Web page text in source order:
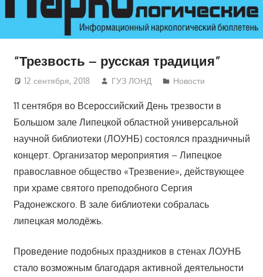
“Трезвость – русская традиция”
12 сентября, 2018 ГУЗ ЛОНД Новости
11 сентября во Всероссийский День трезвости в
Большом зале Липецкой областной универсальной
научной библиотеки (ЛОУНБ) состоялся праздничный
концерт. Организатор мероприятия – Липецкое
православное общество «Трезвение», действующее
при храме святого преподобного Сергия
Радонежского. В зале библиотеки собралась
липецкая молодёжь.
Проведение подобных праздников в стенах ЛОУНБ
стало возможным благодаря активной деятельности